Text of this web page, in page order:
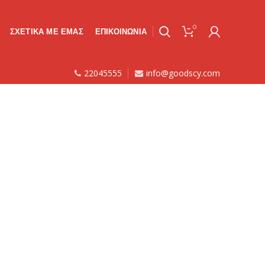
ΣΧΕΤΙΚΑ ΜΕ ΕΜΑΣ ΕΠΙΚΟΙΝΩΝΙΑ 0
22045555 info@goodscy.com